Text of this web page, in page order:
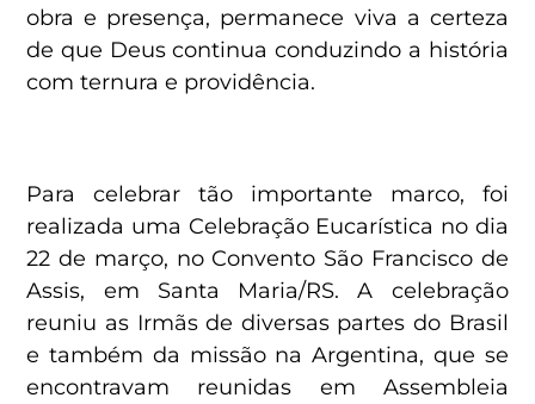
obra e presença, permanece viva a certeza
de que Deus continua conduzindo a história
com ternura e providência.
Para celebrar tão importante marco, foi
realizada uma Celebração Eucarística no dia
22 de março, no Convento São Francisco de
Assis, em Santa Maria/RS. A celebração
reuniu as Irmãs de diversas partes do Brasil
e também da missão na Argentina, que se
encontravam reunidas em Assembleia